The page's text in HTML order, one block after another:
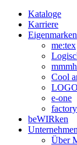
Kataloge
Karriere
Eigenmarken
me:tex
Cool
e-one
factory
beWIRken
Unternehmen
Über